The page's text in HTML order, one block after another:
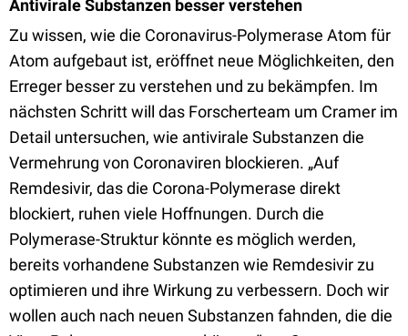
Antivirale Substanzen besser verstehen
Zu wissen, wie die Coronavirus-Polymerase Atom für
Atom aufgebaut ist, eröffnet neue Möglichkeiten, den
Erreger besser zu verstehen und zu bekämpfen. Im
nächsten Schritt will das Forscherteam um Cramer im
Detail untersuchen, wie antivirale Substanzen die
Vermehrung von Coronaviren blockieren. „Auf
Remdesivir, das die Corona-Polymerase direkt
blockiert, ruhen viele Hoffnungen. Durch die
Polymerase-Struktur könnte es möglich werden,
bereits vorhandene Substanzen wie Remdesivir zu
optimieren und ihre Wirkung zu verbessern. Doch wir
wollen auch nach neuen Substanzen fahnden, die die